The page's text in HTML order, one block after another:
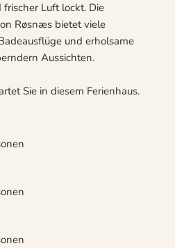
Luft lockt. Die
Røsnæs bietet viele
und erholsame
Aussichten.
Sie in diesem Ferienhaus.